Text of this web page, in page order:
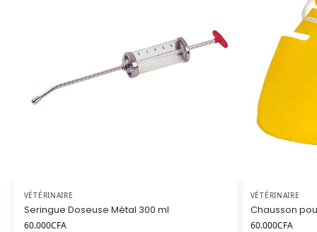
VÉTÉRINAIRE
Seringue Doseuse Métal 300 ml
60.000CFA
VÉTÉRINAIRE
Chausson
60.000CFA